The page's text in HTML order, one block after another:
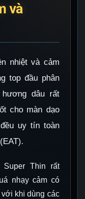
và
nhiệt và cảm
top đầu phân
dâu rất
cho màn dạo
uy tín toàn
Thin rất
nhạy cảm có
khi dùng các